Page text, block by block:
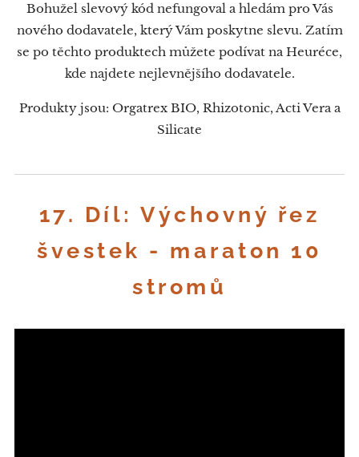
Bohužel slevový kód nefungoval a hledám pro Vás
nového dodavatele, který Vám poskytne slevu. Zatím
se po těchto produktech můžete podívat na Heuréce,
kde najdete nejlevnějšího dodavatele.
Produkty jsou: Orgatrex BIO, Rhizotonic, Acti Vera a
Silicate
17. Díl: Výchovný řez
švestek - maraton 10
stromů